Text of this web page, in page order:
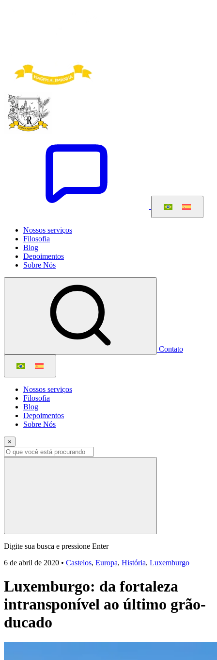
Nossos serviços
Filosofia
Blog
Depoimentos
Sobre Nós
Contato
Nossos serviços
Filosofia
Blog
Depoimentos
Sobre Nós
×
Digite sua busca e pressione Enter
6 de abril de 2020 • Castelos, Europa, História, Luxemburgo
Luxemburgo: da fortaleza
intransponível ao último grão-
ducado